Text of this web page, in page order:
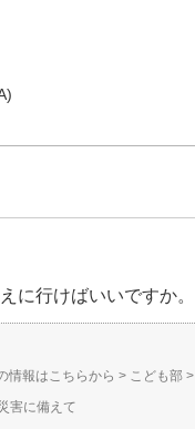
に行けばいいですか。
情報はこちらから > こども部 >
害に備えて